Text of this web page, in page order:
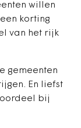
willen
korting
van het rijk
gemeenten
En liefst
bij